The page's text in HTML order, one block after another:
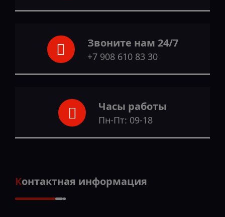
Звоните нам 24/7
+7 908 610 83 30
Часы работы
Пн-Пт: 09-18
Контактная информация